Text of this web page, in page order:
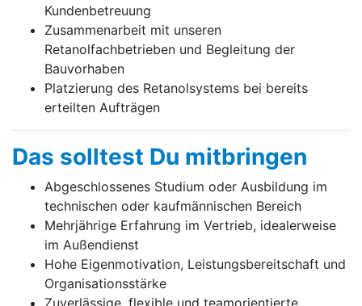
Kundenbetreuung
Zusammenarbeit mit unseren
Retanolfachbetrieben und Begleitung der
Bauvorhaben
Platzierung des Retanolsystems bei bereits
erteilten Aufträgen
Das solltest Du mitbringen
Abgeschlossenes Studium oder Ausbildung im
technischen oder kaufmännischen Bereich
Mehrjährige Erfahrung im Vertrieb, idealerweise
im Außendienst
Hohe Eigenmotivation, Leistungsbereitschaft und
Organisationsstärke
Zuverlässige, flexible und teamorientierte